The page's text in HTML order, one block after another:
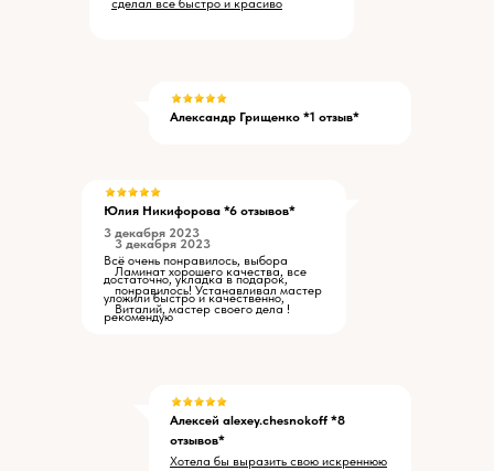
сделал все быстро и красиво
Юлия Никифорова *6 отзывов*
3 декабря 2023
Всё очень понравилось, выбора
достаточно, укладка в подарок,
уложили быстро и качественно,
рекомендую
Александр Грищенко *1 отзыв*
Ламинат хорошего качества, все
понравилось! Устанавливал мастер
Виталий, мастер своего дела !
3 декабря 2023
Алексей alexey.chesnokoff *8
отзывов*
Хотела бы выразить свою искреннюю